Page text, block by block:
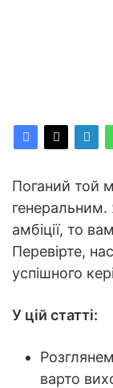
Поганий той
генеральним.
амбіції, то
Перевірте,
успішного
У цій статті:
варто